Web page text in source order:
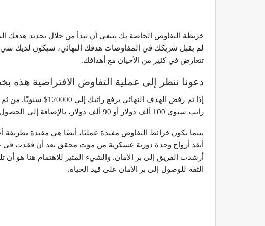
خريطة التفاوض الخاصة بك ينبغي أن تبدأ من خلال تحديد هدفك
لم يقبل شريكك في المفاوضات هدفك النهائي، سيكون لديك
تتعارض في كثير من الأحيان مع أهدافك.
دعونا ننظر إلى عملية التفاوض الافتراضية هذه
إذا تم رفض الهدف
راتب سنوي 100 ألف دولار أو 90 ألف دولار، بالإضافة إلى الحصول على جزء من أسهم الشركة.
بينما تكون خرائط التفاوض مفيدة عمليًا، أيضًا هي مفيدة
أرشدت الفريق إلى بر الأمان. والشيء المثير للاهتمام هنا هو
الثقة للوصول إلى بر الأمان على قيد الحياة.